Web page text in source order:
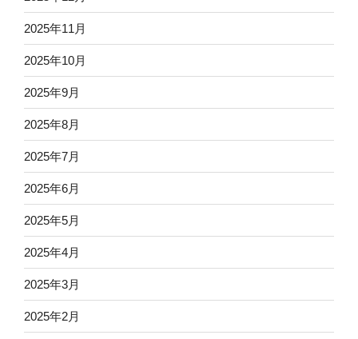
2025年11月
2025年10月
2025年9月
2025年8月
2025年7月
2025年6月
2025年5月
2025年4月
2025年3月
2025年2月